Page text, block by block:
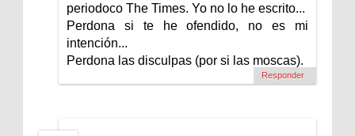
periodoco The Times. Yo no lo he escrito...
Perdona si te he ofendido, no es mi
intención...
Perdona las disculpas (por si las moscas).
Responder